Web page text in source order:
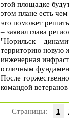
этой площадке
этом плане есть
это поможет
– заявил глава
"Норильск –
территорию новую
инженерная
отличным
После
командой
Страницы: 1